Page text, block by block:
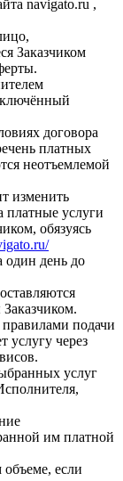
navigato.ru ,
Заказчиком
договора
платных
неотъемлемой
изменить
платные услуги
обязуясь
один день до
подачи
услугу через
услуг
им платной
если